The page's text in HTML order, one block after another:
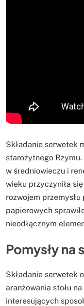
Składanie serwetek
starożytnego
w średniowieczu i
wieku przyczyniła
rozwojem
papierowych
nieodłącznym
Pomysły na
Składanie serwetek
aranżowania stołu
interesujących